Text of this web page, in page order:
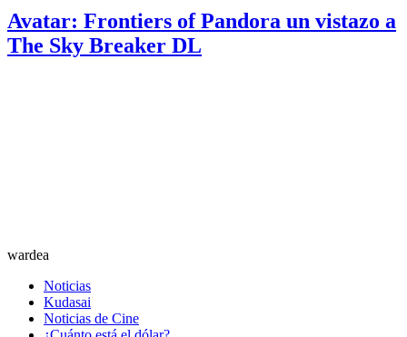
Avatar: Frontiers of Pandora un vistazo a
The Sky Breaker DL
wardea
Noticias
Kudasai
Noticias de Cine